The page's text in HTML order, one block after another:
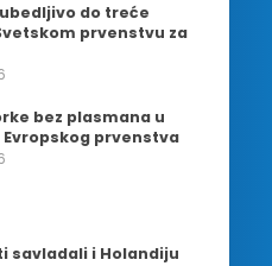
do treće
prvenstvu za
bez plasmana u
prvenstva
savladali i Holandiju